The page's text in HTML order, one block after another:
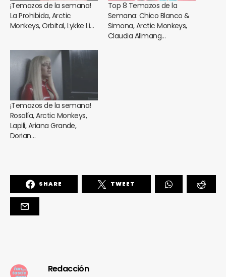
¡Temazos de la semana!
La Prohibida, Arctic
Monkeys, Orbital, Lykke Li…
Top 8 Temazos de la
Semana: Chico Blanco &
Simona, Arctic Monkeys,
Claudia Allmang…
¡Temazos de la semana!
Rosalía, Arctic Monkeys,
Lapili, Ariana Grande,
Dorian…
SHARE TWEET
Redacción